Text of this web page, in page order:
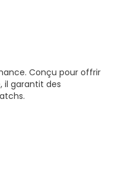
Conçu pour offrir
garantit des